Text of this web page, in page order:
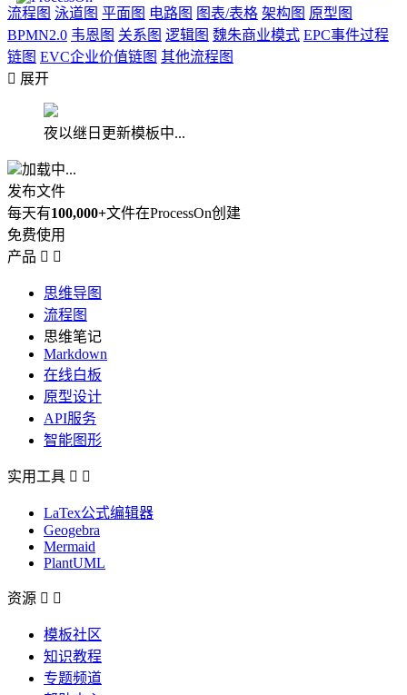
流程图 泳道图 平面图 电路图 图表/表格 架构图 原型图
BPMN2.0 韦恩图 关系图 逻辑图 魏朱商业模式 EPC事件过程
链图 EVC企业价值链图 其他流程图
 展开
夜以继日更新模板中...
加载中...
发布文件
每天有100,000+文件在ProcessOn创建
免费使用
产品  
思维导图
流程图
思维笔记
Markdown
在线白板
原型设计
API服务
智能图形
实用工具  
LaTex公式编辑器
Geogebra
Mermaid
PlantUML
资源  
模板社区
知识教程
专题频道